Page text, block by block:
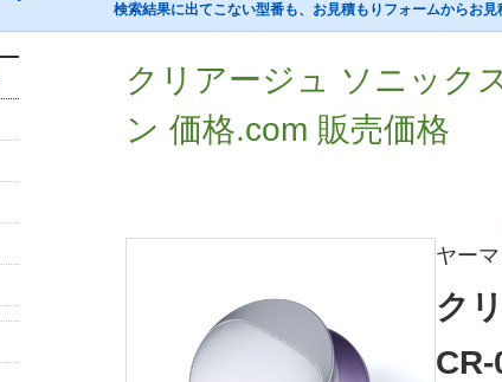
検索結果に出てこない型番も、お見積もりフォームからお見
クリアージュ ソニック
ン 価格.com 販売価格
ヤー
ク
CR-